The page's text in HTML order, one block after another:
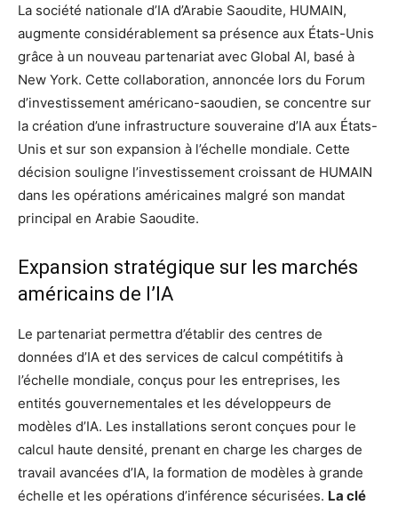
La société nationale d’IA d’Arabie Saoudite, HUMAIN,
augmente considérablement sa présence aux États-Unis
grâce à un nouveau partenariat avec Global AI, basé à
New York. Cette collaboration, annoncée lors du Forum
d’investissement américano-saoudien, se concentre sur
la création d’une infrastructure souveraine d’IA aux États-
Unis et sur son expansion à l’échelle mondiale. Cette
décision souligne l’investissement croissant de HUMAIN
dans les opérations américaines malgré son mandat
principal en Arabie Saoudite.
Expansion stratégique sur les marchés
américains de l’IA
Le partenariat permettra d’établir des centres de
données d’IA et des services de calcul compétitifs à
l’échelle mondiale, conçus pour les entreprises, les
entités gouvernementales et les développeurs de
modèles d’IA. Les installations seront conçues pour le
calcul haute densité, prenant en charge les charges de
travail avancées d’IA, la formation de modèles à grande
échelle et les opérations d’inférence sécurisées. La clé